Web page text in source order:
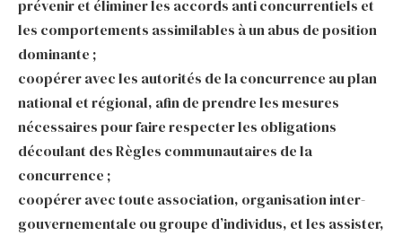
prévenir et éliminer les accords anti concurrentiels et
les comportements assimilables à un abus de position
dominante ;
coopérer avec les autorités de la concurrence au plan
national et régional, afin de prendre les mesures
nécessaires pour faire respecter les obligations
découlant des Règles communautaires de la
concurrence ;
coopérer avec toute association, organisation inter-
gouvernementale ou groupe d’individus, et les assister,